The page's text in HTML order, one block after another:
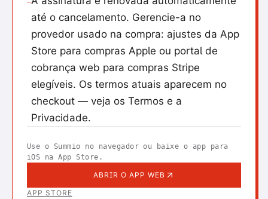
—
até o cancelamento. Gerencie-a no
provedor usado na compra: ajustes da App
Store para compras Apple ou portal de
cobrança web para compras Stripe
elegíveis. Os termos atuais aparecem no
checkout — veja os Termos e a
Privacidade.
Use o Summio no navegador ou baixe o app para
iOS na App Store.
ABRIR O APP WEB
APP STORE